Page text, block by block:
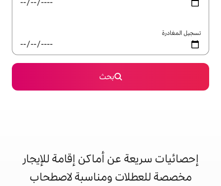
عن أماكن إقامة للإيجار
ومناسبة لاصطحاب